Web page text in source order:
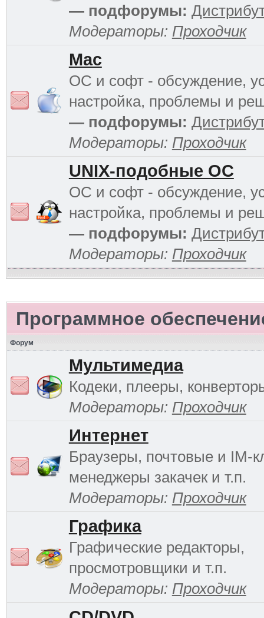
— подфорумы:
Модераторы: Проходчик
Mac
ОС и софт - обсуждение,
настройка, проблемы и
— подфорумы:
Модераторы: Проходчик
UNIX-подобные ОС
ОС и софт - обсуждение,
настройка, проблемы и
— подфорумы:
Модераторы: Проходчик
Программное
Форум
Мультимедиа
Кодеки, плееры,
Модераторы: Проходчик
Интернет
Браузеры, почтовые и IM-
менеджеры закачек и т.п.
Модераторы: Проходчик
Графика
Графические редакторы,
просмотровщики и т.п.
Модераторы: Проходчик